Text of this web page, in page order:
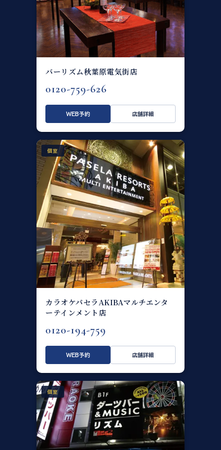
バーリズム秋葉原電気街店
0120-759-626
WEB予約 店舗詳細
個室
カラオケパセラAKIBAマルチエンタ
ーテインメント店
0120-194-759
WEB予約 店舗詳細
個室